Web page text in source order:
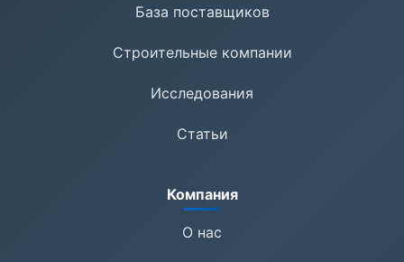
База поставщиков
Строительные компании
Исследования
Статьи
Компания
О нас